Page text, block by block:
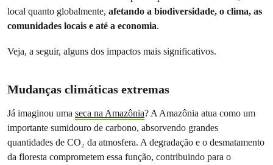
local quanto globalmente, afetando a biodiversidade, o clima, as
comunidades locais e até a economia.
Veja, a seguir, alguns dos impactos mais significativos.
Mudanças climáticas extremas
Já imaginou uma seca na Amazônia? A Amazônia atua como um
importante sumidouro de carbono, absorvendo grandes
quantidades de CO₂ da atmosfera. A degradação e o desmatamento
da floresta comprometem essa função, contribuindo para o